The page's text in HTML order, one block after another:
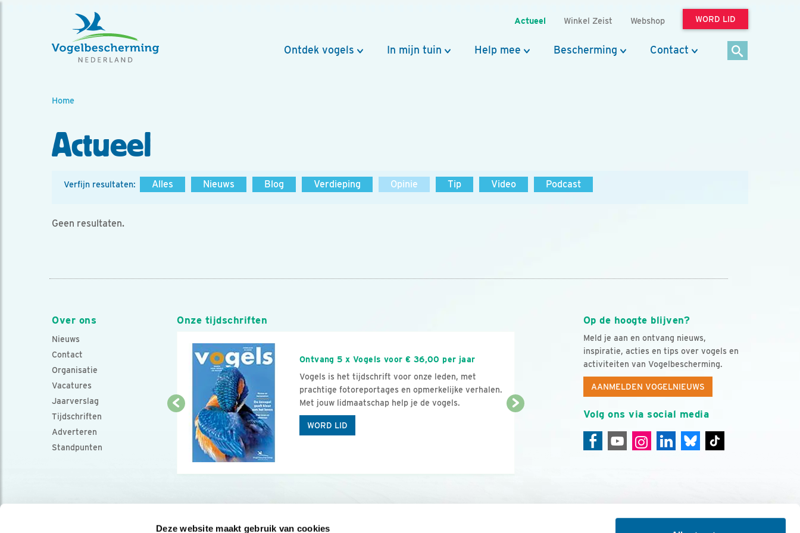
Deze website maakt gebruik van cookies
Actueel Winkel Zeist Webshop WORD LID
Ontdek vogels In mijn tuin Help mee Bescherming Contact
Home
Actueel
Verfijn resultaten: Alles Nieuws Blog Verdieping Opinie Tip Video Podcast
Geen resultaten.
Over ons
Nieuws
Contact
Organisatie
Vacatures
Jaarverslag
Tijdschriften
Adverteren
Standpunten
Op de hoogte blijven?
Meld je aan en ontvang nieuws,
inspiratie, acties en tips over vogels en
activiteiten van Vogelbescherming.
AANMELDEN VOGELNIEUWS
Volg ons via social media
Onze tijdschriften
Ontvang 5 x Vogels voor € 36,00 per jaar
Vogels is het tijdschrift voor onze leden, met
prachtige fotoreportages en opmerkelijke verhalen.
Met jouw lidmaatschap help je de vogels.
WORD LID